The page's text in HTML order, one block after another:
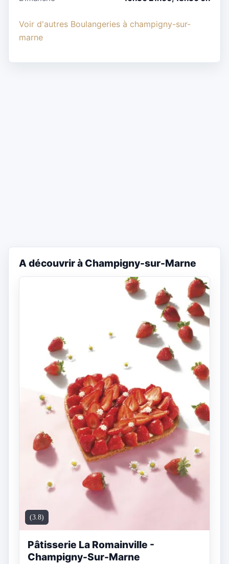
Voir d'autres Boulangeries à champigny-sur-
marne
A découvrir à Champigny-sur-Marne
(3.8)
Pâtisserie La Romainville -
Champigny-Sur-Marne